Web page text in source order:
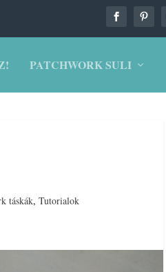
PATCHWORK SULI
táskák, Tutorialok